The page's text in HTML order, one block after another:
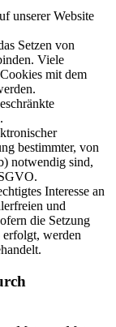
unserer Website
Setzen von
Viele
mit dem
bestimmter, von
notwendig sind,
Interesse an
und
die Setzung
werden